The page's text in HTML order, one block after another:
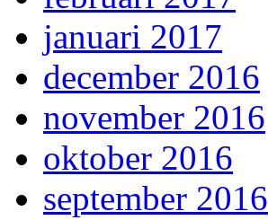
januari 2017
december 2016
november 2016
oktober 2016
september 2016